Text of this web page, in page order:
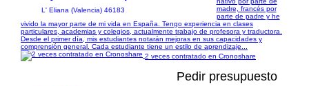
L' Eliana (Valencia) 46183
madre, francés por
parte de padre y he
vivido la mayor parte de mi vida en España. Tengo experiencia en clases
particulares, academias y colegios, actualmente trabajo de profesora y traductora.
Desde el primer día, mis estudiantes notarán mejoras en sus capacidades y
comprensión general. Cada estudiante tiene un estilo de aprendizaje...
2 veces contratado en Cronoshare
Pedir presupuesto